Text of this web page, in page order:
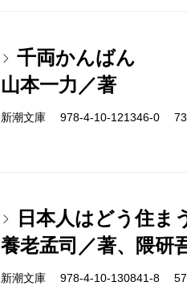
千両かんばん
山本一力／著
新潮文庫 978-4-10-121346-0
日本人はどう住ま
養老孟司／著、隈研
新潮文庫 978-4-10-130841-8